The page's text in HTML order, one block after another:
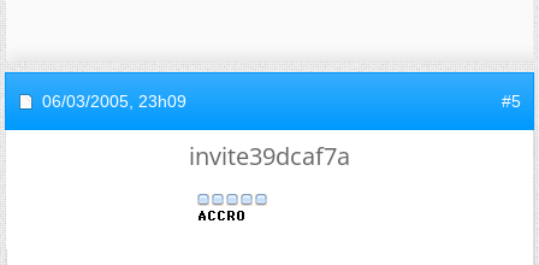
06/03/2005, 23h09 #5
invite39dcaf7a